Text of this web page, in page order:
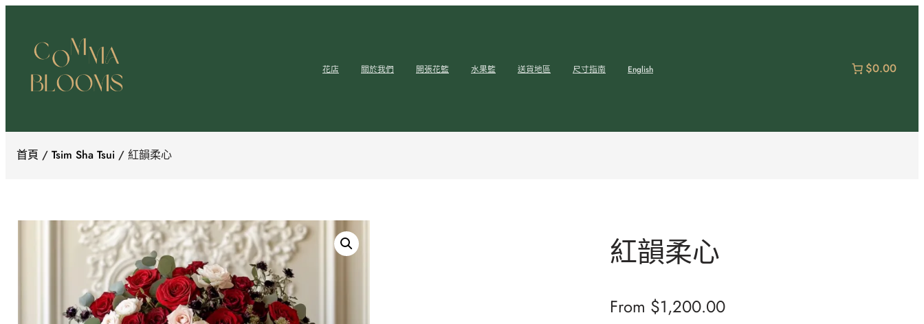
花店 關於我們 開張花籃 水果籃 送貨地區 尺寸指南 English $0.00
首頁 / Tsim Sha Tsui / 紅韻柔心
紅韻柔心
From $1,200.00